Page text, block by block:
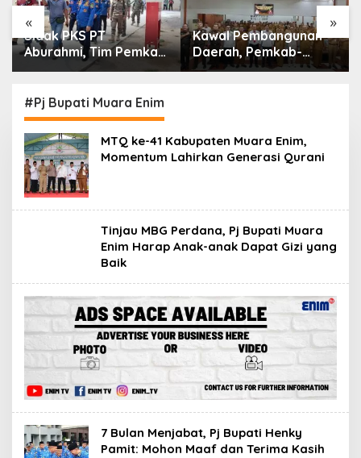
« »
Sidak PKS PT
Aburahmi, Tim Pemkab
PALI Temukan Izin
Kelar
Kawal Pembangunan
Daerah, Pemkab-
Kejari Muara Enim
#Pj Bupati Muara Enim
MTQ ke-41 Kabupaten Muara Enim,
Momentum Lahirkan Generasi Qurani
Tinjau MBG Perdana, Pj Bupati Muara
Enim Harap Anak-anak Dapat Gizi yang
Baik
7 Bulan Menjabat, Pj Bupati Henky
Pamit: Mohon Maaf dan Terima Kasih